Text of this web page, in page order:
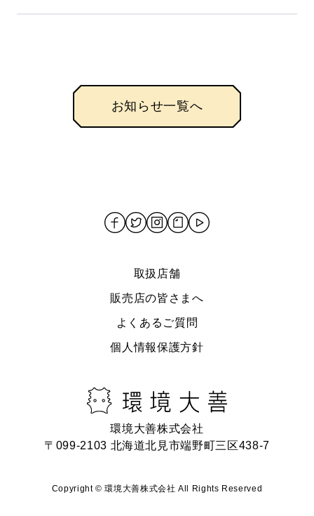
お知らせ一覧へ
取扱店舗
販売店の皆さまへ
よくあるご質問
個人情報保護方針
環境⼤善株式会社
〒099-2103 北海道北⾒市端野町三区438-7
Copyright © 環境大善株式会社 All Rights Reserved